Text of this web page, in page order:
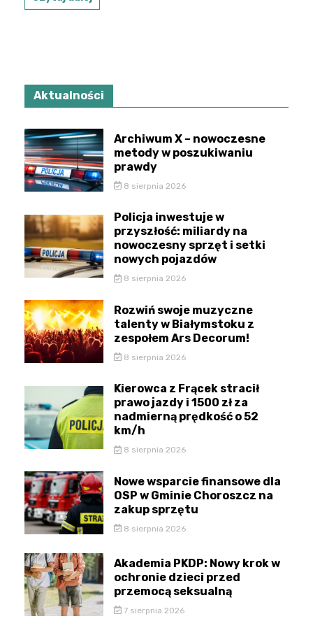
Aktualności
Archiwum X – nowoczesne
metody w poszukiwaniu
prawdy
8 sierpnia 2026
Policja inwestuje w
przyszłość: miliardy na
nowoczesny sprzęt i setki
nowych pojazdów
8 sierpnia 2026
Rozwiń swoje muzyczne
talenty w Białymstoku z
zespołem Ars Decorum!
8 sierpnia 2026
Kierowca z Frącek stracił
prawo jazdy i 1500 zł za
nadmierną prędkość o 52
km/h
8 sierpnia 2026
Nowe wsparcie finansowe dla
OSP w Gminie Choroszcz na
zakup sprzętu
8 sierpnia 2026
Akademia PKDP: Nowy krok w
ochronie dzieci przed
przemocą seksualną
7 sierpnia 2026